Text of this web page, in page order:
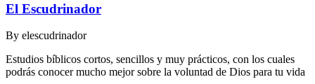
El Escudrinador
By elescudrinador
Estudios bíblicos cortos, sencillos y muy prácticos, con los cuales
podrás conocer mucho mejor sobre la voluntad de Dios para tu vida